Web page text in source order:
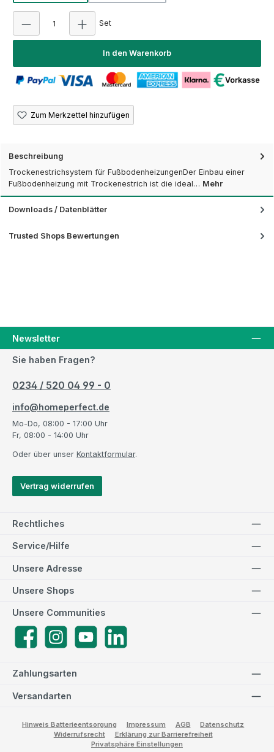
Set
In den Warenkorb
Zum Merkzettel hinzufügen
Beschreibung
Trockenestrichsystem für FußbodenheizungenDer Einbau einer
Fußbodenheizung mit Trockenestrich ist die ideal… Mehr
Downloads / Datenblätter
Trusted Shops Bewertungen
Newsletter
Sie haben Fragen?
0234 / 520 04 99 - 0
info@homeperfect.de
Mo-Do, 08:00 - 17:00 Uhr
Fr, 08:00 - 14:00 Uhr
Oder über unser Kontaktformular.
Vertrag widerrufen
Rechtliches
Service/Hilfe
Zahlungsarten
Versandarten
Unsere Adresse
Unsere Communities
FacebookInstagramYouTube
Unsere Shops
Hinweis Batterieentsorgung Impressum AGB
Datenschutz
Widerrufsrecht
Erklärung zur Barrierefreiheit
Privatsphäre Einstellungen